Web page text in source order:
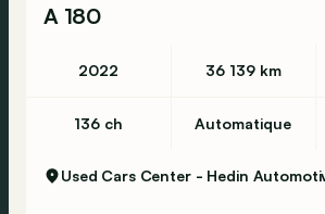
A 180
2022 36 139 km
136 ch Automatique
Used Cars Center - Hedin